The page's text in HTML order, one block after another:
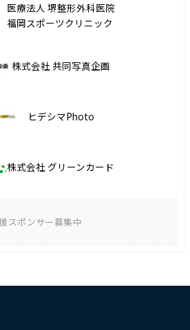
医療法人 堺整形外科医院
福岡スポーツクリニック
株式会社 共同写真企画
ヒデシマPhoto
株式会社 グリーンカード
スポンサー募集中